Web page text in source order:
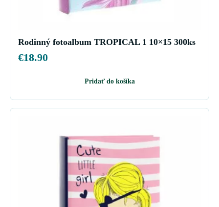
Rodinný fotoalbum TROPICAL 1 10×15 300ks
€18.90
Pridať do košíka